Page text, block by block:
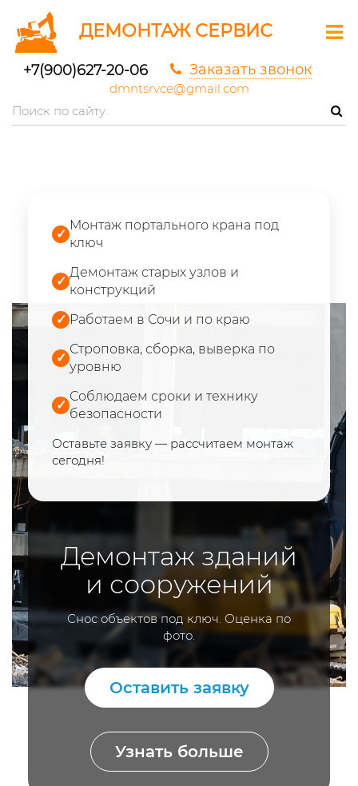
ДЕМОНТАЖ СЕРВИС
+7(900)627-20-06
dmntsrvce@gmail.com
Заказать звонок
✓
Монтаж портального крана под
ключ
✓
Демонтаж старых узлов и
конструкций
✓ Работаем в Сочи и по краю
✓
Строповка, сборка, выверка по
уровню
✓
Соблюдаем сроки и технику
безопасности
Оставьте заявку — рассчитаем монтаж
сегодня!
Демонтаж зданий
и сооружений
Снос объектов под ключ. Оценка по
фото.
Оставить заявку
Узнать больше